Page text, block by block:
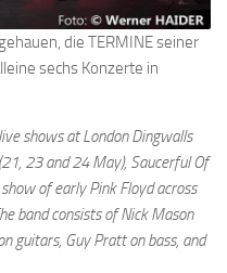
die TERMINE seiner
sechs Konzerte in
shows at London Dingwalls
23 and 24 May), Saucerful Of
of early Pink Floyd across
band consists of Nick Mason
guitars, Guy Pratt on bass, and